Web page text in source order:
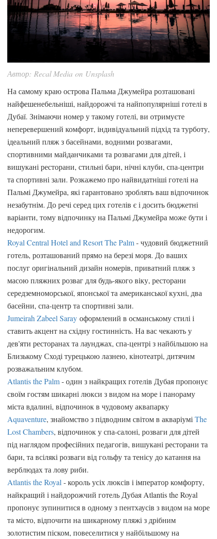
Автор: Recal Media on Unsplash
На самому краю острова Пальма Джумейра розташовані
найфешенебельніші, найдорожчі та найпопулярніші готелі в
Дубаї. Знімаючи номер у такому готелі, ви отримуєте
неперевершений комфорт, індивідуальний підхід та турботу,
ідеальний пляж з басейнами, водними розвагами,
спортивними майданчиками та розвагами для дітей, і
вишукані ресторани, стильні бари, нічні клуби, спа-центри
та спортивні зали. Розкажемо про найвидатніші готелі на
Пальмі Джумейра, які гарантовано зроблять ваш відпочинок
незабутнім. До речі серед цих готелів є і досить бюджетні
варіанти, тому відпочинку на Пальмі Джумейра може бути і
недорогим.
Royal Central Hotel and Resort The Palm- чудовий бюджетний
готель, розташований прямо на березі моря. До ваших
послуг оригінальний дизайн номерів, приватний пляж з
масою пляжних розваг для будь-якого віку, ресторани
середземноморської, японської та американської кухні, два
басейни, спа-центр та спортивні зали.
Jumeirah Zabeel Saray оформлений в османському стилі і
ставить акцент на східну гостинність. На вас чекають у
дев'яти ресторанах та лаунджах, спа-центрі з найбільшою на
Близькому Сході турецькою лазнею, кінотеатрі, дитячим
розважальним клубом.
Atlantis the Palm- один з найкращих готелів Дубая пропонує
своїм гостям шикарні люкси з видом на море і панораму
міста вдалині, відпочинок в чудовому аквапарку
Aquaventure, знайомство з підводним світом в акваріумі The
Lost Chambers, відпочинок у спа-салоні, розваги для дітей
під наглядом професійних педагогів, вишукані ресторани та
бари, та всілякі розваги від гольфу та тенісу до катання на
верблюдах та лову риби.
Atlantis the Royal - король усіх люксів і імператор комфорту,
найкращий і найдорожчий готель Дубая Atlantis the Royal
пропонує зупинитися в одному з пентхаусів з видом на море
та місто, відпочити на шикарному пляжі з дрібним
золотистим піском, повеселитися у найбільшому на